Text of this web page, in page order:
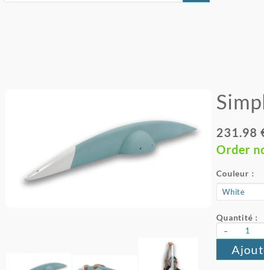
231.98
Order
Couleur :
Quantité :
-